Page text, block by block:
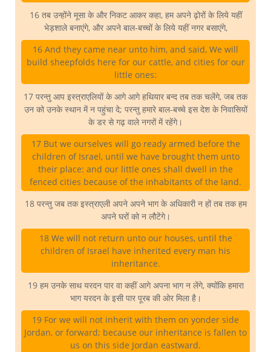
16 तब उन्होंने मूसा के और निकट आकर कहा, हम अपने ढ़ोरों के लिये यहीं
भेड़शाले बनाएंगे, और अपने बाल-बच्चों के लिये यहीं नगर बसाएंगे,
16 And they came near unto him, and said, We will
build sheepfolds here for our cattle, and cities for our
little ones:
17 परन्तु आप इस्त्राएलियों के आगे आगे हथियार बन्द तब तक चलेंगे, जब तक
उन को उनके स्थान में न पहुंचा दे; परन्तु हमारे बाल-बच्चे इस देश के निवासियों
के डर से गढ़ वाले नगरों में रहेंगे।
17 But we ourselves will go ready armed before the
children of Israel, until we have brought them unto
their place: and our little ones shall dwell in the
fenced cities because of the inhabitants of the land.
18 परन्तु जब तक इस्त्राएली अपने अपने भाग के अधिकारी न हों तब तक हम
अपने घरों को न लौटेंगे।
18 We will not return unto our houses, until the
children of Israel have inherited every man his
inheritance.
19 हम उनके साथ यरदन पार वा कहीं आगे अपना भाग न लेंगे, क्योंकि हमारा
भाग यरदन के इसी पार पूरब की ओर मिला है।
19 For we will not inherit with them on yonder side
Jordan, or forward; because our inheritance is fallen to
us on this side Jordan eastward.